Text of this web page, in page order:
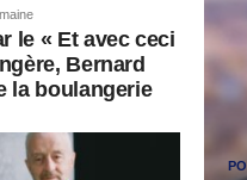
le « Et avec ceci
Bernard
la boulangerie